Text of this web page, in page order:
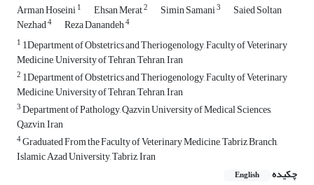
Arman Hoseini1 Ehsan Merat2 Simin Samani3 Saied Soltan
Nezhad4 Reza Danandeh4
1 1Department of Obstetrics and Theriogenology, Faculty of Veterinary
Medicine, University of Tehran, Tehran, Iran
2 1Department of Obstetrics and Theriogenology, Faculty of Veterinary
Medicine, University of Tehran, Tehran, Iran
3Department of Pathology, Qazvin University of Medical Sciences,
Qazvin, Iran
4Graduated From the Faculty of Veterinary Medicine, Tabriz Branch,
Islamic Azad University, Tabriz, Iran
چکیده
English